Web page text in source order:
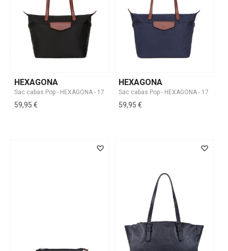
HEXAGONA
59,95 €
HEXAGONA
59,95 €